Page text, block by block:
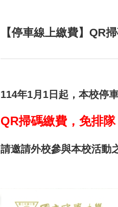
【停車線上繳費】QR
114年1月1日起，本校停
QR掃碼繳費，免排隊
請邀請外校參與本校活動